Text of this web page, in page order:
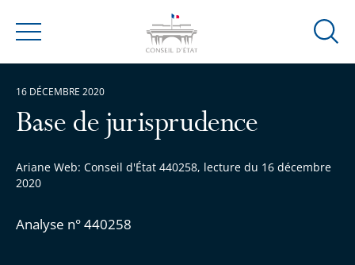
Menu
Ouvrir
Base de jurisprudence
Ariane Web: Conseil d'État 440258, lecture du 16 décembre
2020
Analyse n° 440258
16 DÉCEMBRE 2020